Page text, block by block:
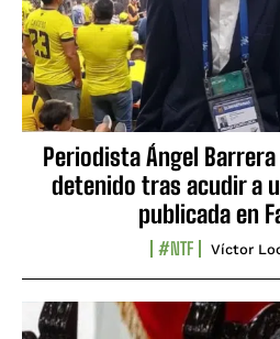
Periodista Ángel
detenido tras acudir a
publicada en
#NTF Víctor